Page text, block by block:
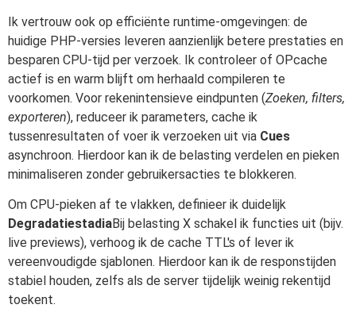
Ik vertrouw ook op efficiënte runtime-omgevingen: de
huidige PHP-versies leveren aanzienlijk betere prestaties en
besparen CPU-tijd per verzoek. Ik controleer of OPcache
actief is en warm blijft om herhaald compileren te
voorkomen. Voor rekenintensieve eindpunten (Zoeken, filters,
exporteren), reduceer ik parameters, cache ik
tussenresultaten of voer ik verzoeken uit via Cues
asynchroon. Hierdoor kan ik de belasting verdelen en pieken
minimaliseren zonder gebruikersacties te blokkeren.
Om CPU-pieken af te vlakken, definieer ik duidelijk
DegradatiestadiaBij belasting X schakel ik functies uit (bijv.
live previews), verhoog ik de cache TTL's of lever ik
vereenvoudigde sjablonen. Hierdoor kan ik de responstijden
stabiel houden, zelfs als de server tijdelijk weinig rekentijd
toekent.